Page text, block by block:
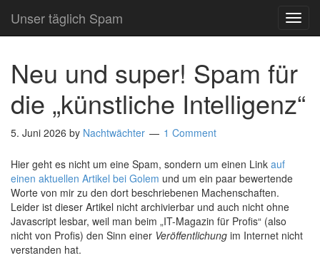
Unser täglich Spam
Neu und super! Spam für
die „künstliche Intelligenz“
5. Juni 2026 by Nachtwächter 1 Comment
Hier geht es nicht um eine Spam, sondern um einen Link auf
einen aktuellen Artikel bei Golem und um ein paar bewertende
Worte von mir zu den dort beschriebenen Machenschaften.
Leider ist dieser Artikel nicht archivierbar und auch nicht ohne
Javascript lesbar, weil man beim „IT-Magazin für Profis“ (also
nicht von Profis) den Sinn einer Veröffentlichung im Internet nicht
verstanden hat.